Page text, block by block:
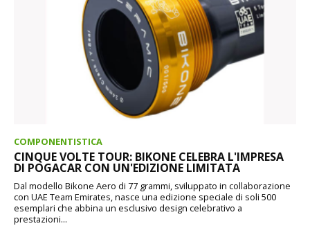
COMPONENTISTICA
CINQUE VOLTE TOUR: BIKONE CELEBRA L'IMPRESA
DI POGACAR CON UN'EDIZIONE LIMITATA
Dal modello Bikone Aero di 77 grammi, sviluppato in collaborazione
con UAE Team Emirates, nasce una edizione speciale di soli 500
esemplari che abbina un esclusivo design celebrativo a
prestazioni...